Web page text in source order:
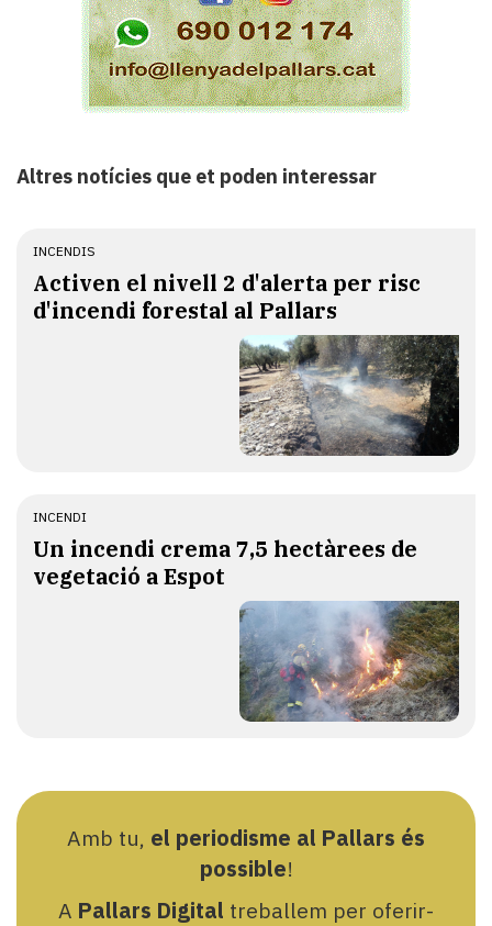
Altres notícies que et poden interessar
INCENDIS
Activen el nivell 2 d'alerta per risc
d'incendi forestal al Pallars
INCENDI
Un incendi crema 7,5 hectàrees de
vegetació a Espot
Amb tu, el periodisme al Pallars és
possible!
A Pallars Digital treballem per oferir-